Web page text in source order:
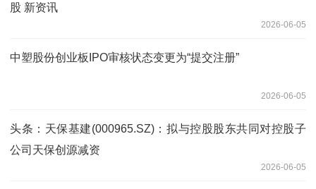
股 新资讯
2026-06-05
中塑股份创业板IPO审核状态变更为“提交注册”
2026-06-05
头条：天保基建(000965.SZ)：拟与控股股东共同对控股子
公司天保创源减资
2026-06-05